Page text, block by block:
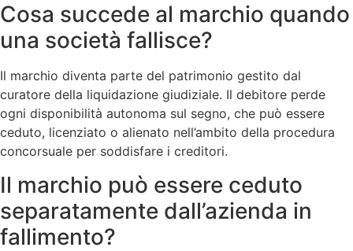
Cosa succede al marchio quando
una società fallisce?
Il marchio diventa parte del patrimonio gestito dal
curatore della liquidazione giudiziale. Il debitore perde
ogni disponibilità autonoma sul segno, che può essere
ceduto, licenziato o alienato nell’ambito della procedura
concorsuale per soddisfare i creditori.
Il marchio può essere ceduto
separatamente dall’azienda in
fallimento?